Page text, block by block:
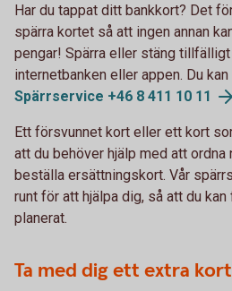
Har du tappat ditt bankkort? Det
spärra kortet så att ingen annan
pengar! Spärra eller stäng
internetbanken eller appen. Du
Spärrservice +46 8 411 10 11
Ett försvunnet kort eller ett kort
att du behöver hjälp med att
beställa ersättningskort. Vår
runt för att hjälpa dig, så att du
planerat.
Ta med dig ett extra kort